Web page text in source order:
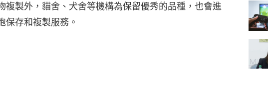
複製外，貓舍、犬舍等機構為保留優秀的品種，也會進
保存和複製服務。